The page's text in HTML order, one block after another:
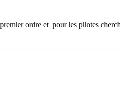
ordre et pour les pilotes